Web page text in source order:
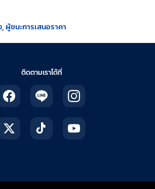
ผู้ชนะการเสนอราคา
ติดตามเราได้ที่